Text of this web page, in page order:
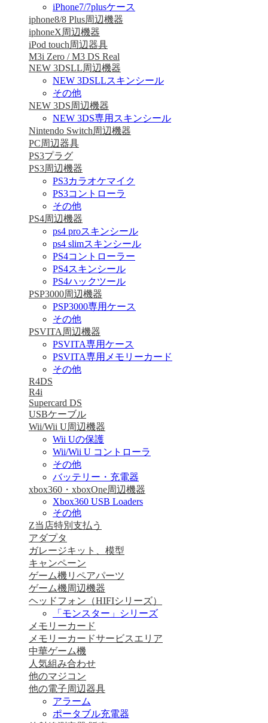
iPhone7/7plusケース
iphone8/8 Plus周辺機器
iphoneX周辺機器
iPod touch周辺器具
M3i Zero / M3 DS Real
NEW 3DSLL周辺機器
NEW 3DSLLスキンシール
その他
NEW 3DS周辺機器
NEW 3DS専用スキンシール
Nintendo Switch周辺機器
PC周辺器具
PS3プラグ
PS3周辺機器
PS3カラオケマイク
PS3コントローラ
その他
PS4周辺機器
ps4 proスキンシール
ps4 slimスキンシール
PS4コントローラー
PS4スキンシール
PS4ハックツール
PSP3000周辺機器
PSP3000専用ケース
その他
PSVITA周辺機器
PSVITA専用ケース
PSVITA専用メモリーカード
その他
R4DS
R4i
Supercard DS
USBケーブル
Wii/Wii U周辺機器
Wii Uの保護
Wii/Wii U コントローラ
その他
バッテリー・充電器
xbox360・xboxOne周辺機器
Xbox360 USB Loaders
その他
Z当店特別支払う
アダプタ
ガレージキット、模型
キャンペーン
ゲーム機リペアパーツ
ゲーム機周辺機器
ヘッドフォン（HIFIシリーズ）
「モンスター」シリーズ
メモリーカード
メモリーカードサービスエリア
中華ゲーム機
人気組み合わせ
他のマジコン
他の電子周辺器具
アラーム
ポータブル充電器